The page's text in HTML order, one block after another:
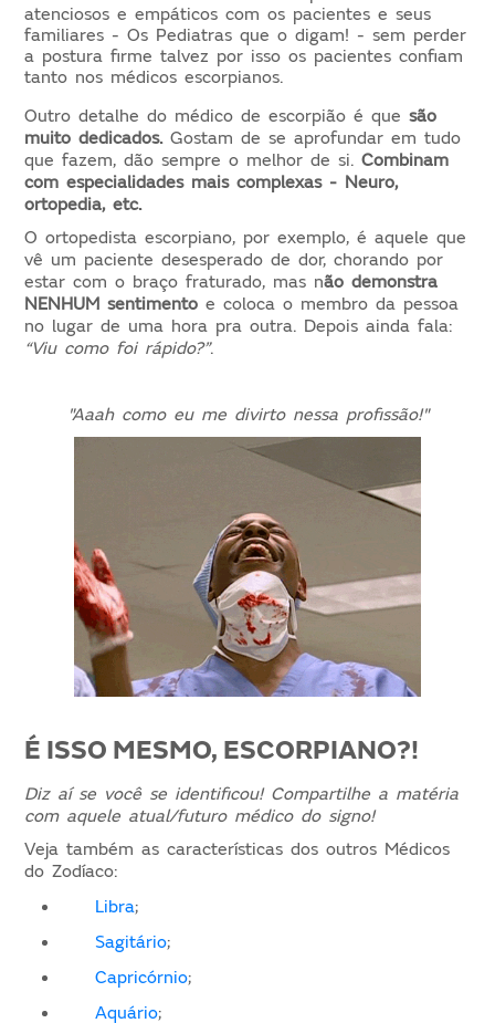
atenciosos e empáticos com os pacientes e seus
familiares - Os Pediatras que o digam! - sem perder
a postura firme talvez por isso os pacientes confiam
tanto nos médicos escorpianos.
Outro detalhe do médico de escorpião é quesão
muito dedicados.Gostam de se aprofundar em tudo
que fazem, dão sempre o melhor de si.Combinam
com especialidades mais complexas - Neuro,
ortopedia, etc.
O ortopedista escorpiano, por exemplo, é aquele que
vê um paciente desesperado de dor, chorando por
estar com o braço fraturado, mas não demonstra
NENHUM sentimento e coloca o membro da pessoa
no lugar de uma hora pra outra. Depois ainda fala:
“Viu como foi rápido?”.
"Aaah como eu me divirto nessa profissão!"
É ISSO MESMO, ESCORPIANO?!
Diz aí se você se identificou! Compartilhe a matéria
com aquele atual/futuro médico do signo!
Veja também as características dos outros Médicos
do Zodíaco:
Libra;
Sagitário;
Capricórnio;
Aquário;